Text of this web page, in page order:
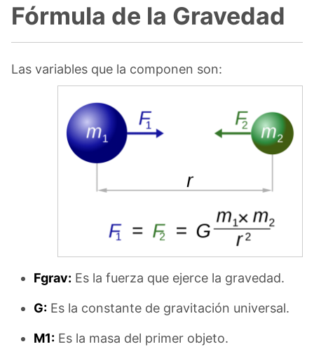
Fórmula de la Gravedad
Las variables que la componen son:
Fgrav: Es la fuerza que ejerce la gravedad.
G: Es la constante de gravitación universal.
M1: Es la masa del primer objeto.